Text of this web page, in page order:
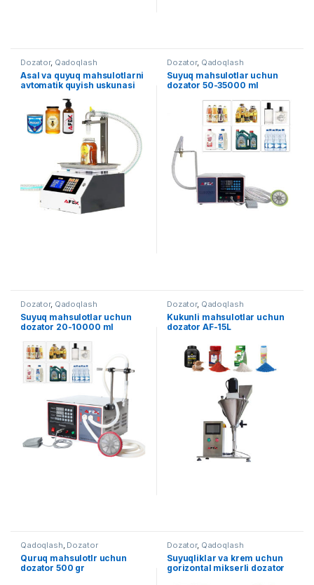
Dozator, Qadoqlash
Asal va quyuq mahsulotlarni
avtomatik quyish uskunasi
Dozator, Qadoqlash
Suyuq mahsulotlar uchun
dozator 50-35000 ml
Dozator, Qadoqlash
Suyuq mahsulotlar uchun
dozator 20-10000 ml
Dozator, Qadoqlash
Kukunli mahsulotlar uchun
dozator AF-15L
Qadoqlash, Dozator
Quruq mahsulotlr uchun
dozator 500 gr
Dozator, Qadoqlash
Suyuqliklar va krem uchun
gorizontal mikserli dozator